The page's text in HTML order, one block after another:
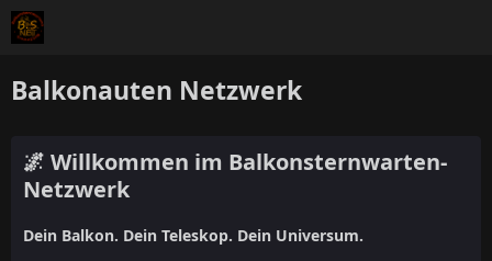
Balkonauten Netzwerk
🌌 Willkommen im Balkonsternwarten-
Netzwerk
Dein Balkon. Dein Teleskop. Dein Universum.